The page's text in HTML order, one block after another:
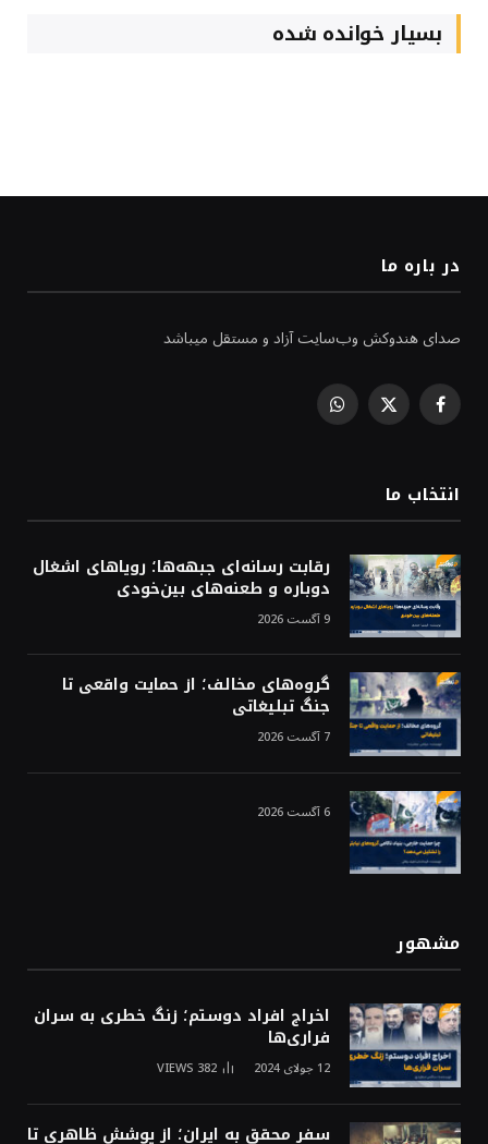
بسیار خوانده شده
در باره ما
صدای هندوکش وب‌سایت آزاد و مستقل میباشد
Facebook
X
WhatsApp
انتخاب ما
رقابت رسانه‌ای جبهه‌ها؛ رویاهای اشغال
دوباره و طعنه‌های بین‌خودی
9 آگست 2026
گروه‌های مخالف؛ از حمایت واقعی تا
جنگ تبلیغاتی
7 آگست 2026
6 آگست 2026
مشهور
اخراج افراد دوستم؛ زنگ خطری به سران
فراری‌ها
12 جولای 2024 382
VIEWS
سفر محقق به ایران؛ از پوشش ظاهری تا